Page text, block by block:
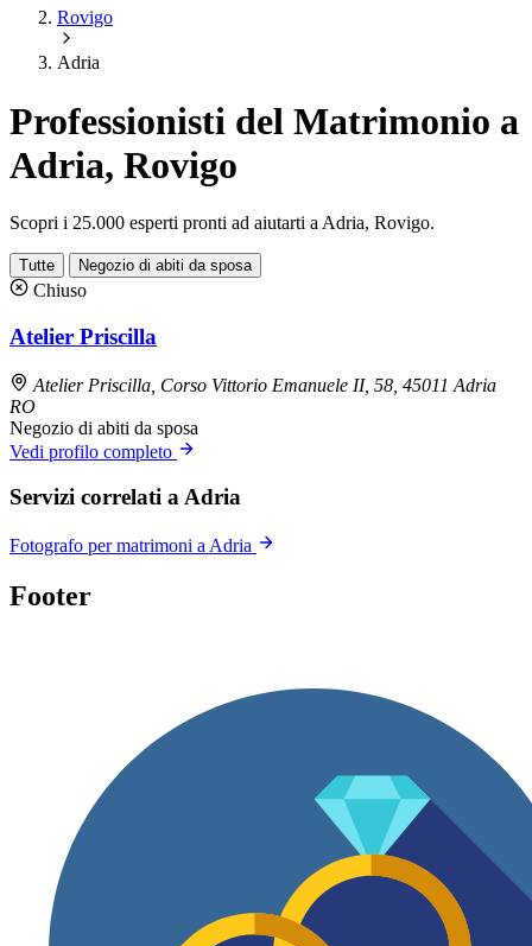
Rovigo
Adria
Professionisti del Matrimonio a
Adria, Rovigo
Scopri i 25.000 esperti pronti ad aiutarti a Adria, Rovigo.
Tutte Negozio di abiti da sposa
Chiuso
Atelier Priscilla
Atelier Priscilla, Corso Vittorio Emanuele II, 58, 45011 Adria
RO
Negozio di abiti da sposa
Vedi profilo completo
Servizi correlati a Adria
Fotografo per matrimoni a Adria
Footer